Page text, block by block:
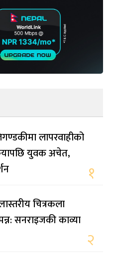
लापरवाहीको
युवक अचेत,
१
चित्रकला
सनराइजकी काव्या
२